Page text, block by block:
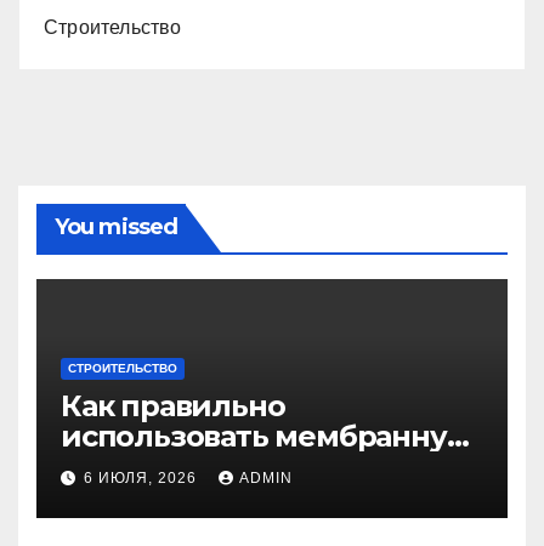
Строительство
You missed
СТРОИТЕЛЬСТВО
Как правильно
использовать мембранную
плёнку для
гидроизоляции крыши
дома
6 ИЮЛЯ, 2026 ADMIN